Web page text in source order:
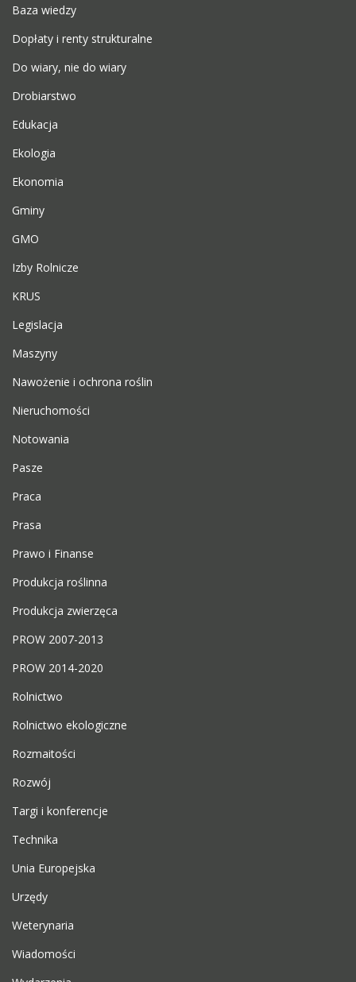
Baza wiedzy
Dopłaty i renty strukturalne
Do wiary, nie do wiary
Drobiarstwo
Edukacja
Ekologia
Ekonomia
Gminy
GMO
Izby Rolnicze
KRUS
Legislacja
Maszyny
Nawożenie i ochrona roślin
Nieruchomości
Notowania
Pasze
Praca
Prasa
Prawo i Finanse
Produkcja roślinna
Produkcja zwierzęca
PROW 2007-2013
PROW 2014-2020
Rolnictwo
Rolnictwo ekologiczne
Rozmaitości
Rozwój
Targi i konferencje
Technika
Unia Europejska
Urzędy
Weterynaria
Wiadomości